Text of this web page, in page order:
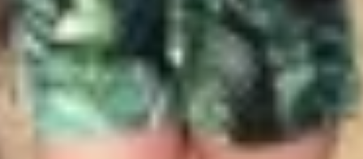
Crystal la coquine... 1 078 vues